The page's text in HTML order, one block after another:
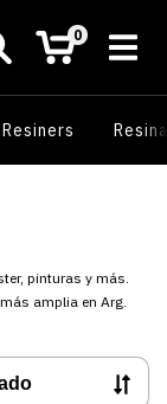
0
pinturas y más.
amplia en Arg.